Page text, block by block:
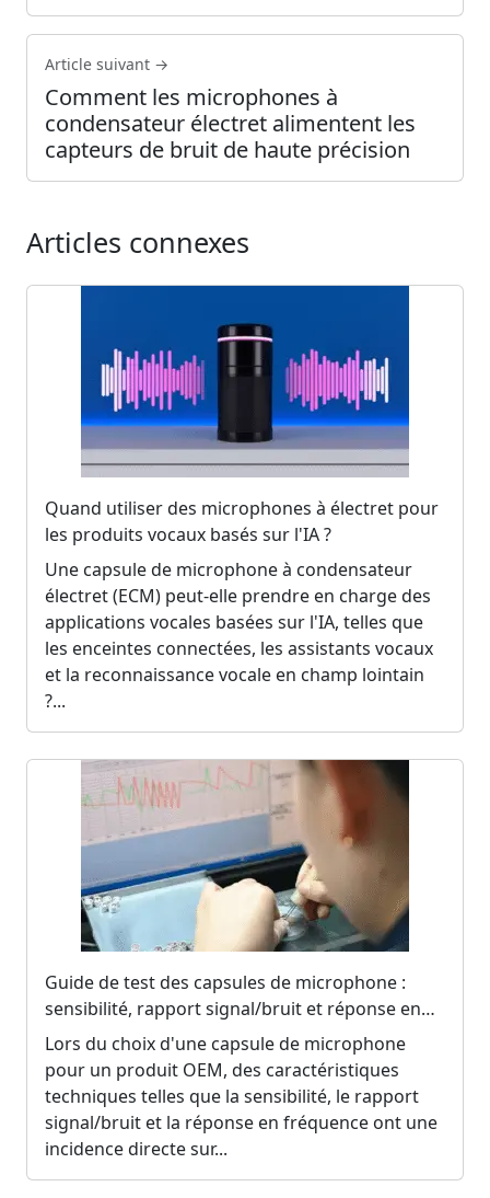
Article suivant →
Comment les microphones à
condensateur électret alimentent les
capteurs de bruit de haute précision
Articles connexes
Quand utiliser des microphones à électret pour
les produits vocaux basés sur l'IA ?
Une capsule de microphone à condensateur
électret (ECM) peut-elle prendre en charge des
applications vocales basées sur l'IA, telles que
les enceintes connectées, les assistants vocaux
et la reconnaissance vocale en champ lointain
?...
Guide de test des capsules de microphone :
sensibilité, rapport signal/bruit et réponse en
fréquence
Lors du choix d'une capsule de microphone
pour un produit OEM, des caractéristiques
techniques telles que la sensibilité, le rapport
signal/bruit et la réponse en fréquence ont une
incidence directe sur...